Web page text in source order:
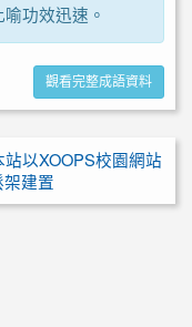
喻功效迅速。
觀看完整成語資料